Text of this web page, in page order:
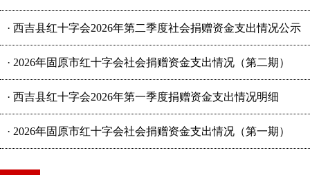
· 西吉县红十字会2026年第二季度社会捐赠资金支出情况公示
· 2026年固原市红十字会社会捐赠资金支出情况（第二期）
· 西吉县红十字会2026年第一季度捐赠资金支出情况明细
· 2026年固原市红十字会社会捐赠资金支出情况（第一期）